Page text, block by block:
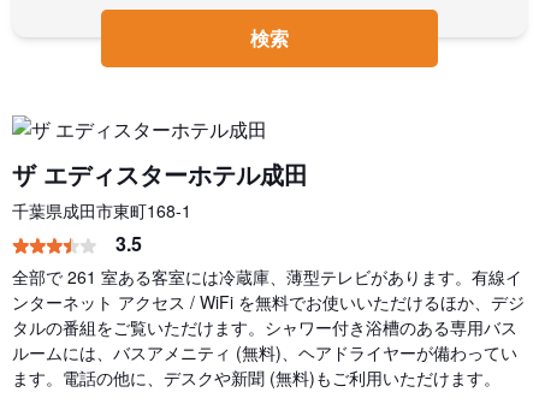
検索
ザ エディスターホテル成田
千葉県成田市東町168-1
3.5
全部で 261 室ある客室には冷蔵庫、薄型テレビがあります。有線イ
ンターネット アクセス / WiFi を無料でお使いいただけるほか、デジ
タルの番組をご覧いただけます。シャワー付き浴槽のある専用バス
ルームには、バスアメニティ (無料)、ヘアドライヤーが備わってい
ます。電話の他に、デスクや新聞 (無料)もご利用いただけます。